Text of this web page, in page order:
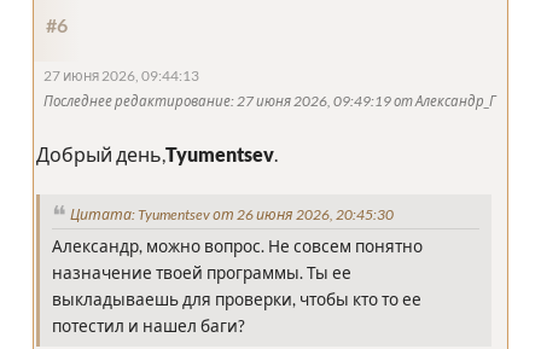
#6
27 июня 2026, 09:44:13
Последнее редактирование: 27 июня 2026, 09:49:19 от Александр_Г
Добрый день, Tyumentsev
Цитата: Tyumentsev от 26 июня 2026, 20:45:30
Александр, можно вопрос. Не совсем понятно
назначение твоей программы. Ты ее
выкладываешь для проверки, чтобы кто то ее
потестил и нашел баги?